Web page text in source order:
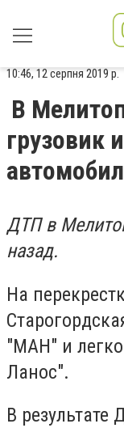
10:46, 12 серпня 2019 р.
В
грузовик
ДТП в
назад.
На
"МАН" и
Ланос".
В результате